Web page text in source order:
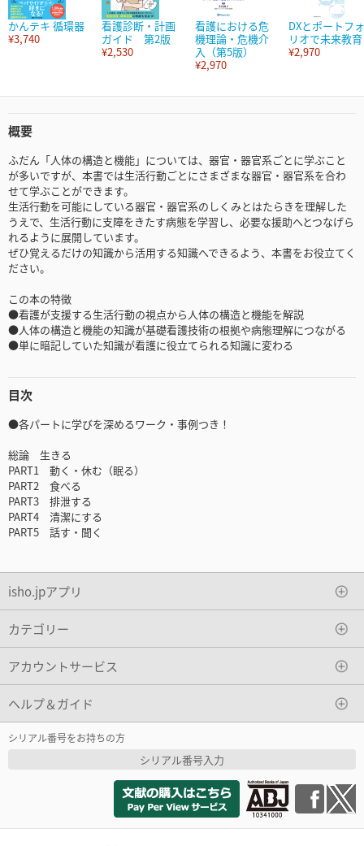
かんテキ 循環器
¥3,740
看護診断・計画
ガイド 第2版
¥2,530
看護における危
機理論・危機介
入（第5版）
¥2,970
DXとポートフォ
リオで未来教育
¥2,970
概要
ふだん「人体の構造と機能」については、器官・器官系ごとに学ぶこと
が多いですが、本書では生活行動ごとにさまざまな器官・器官系を合わ
せて学ぶことができます。
生活行動を可能にしている器官・器官系のしくみとはたらきを理解した
うえで、生活行動に支障をきたす病態を学習し、必要な援助へとつなげら
れるように展開しています。
ぜひ覚えるだけの知識から活用する知識へできるよう、本書をお役立てく
ださい。
この本の特徴
●看護が支援する生活行動の視点から人体の構造と機能を解説
●人体の構造と機能の知識が基礎看護技術の根拠や病態理解につながる
●単に暗記していた知識が看護に役立てられる知識に変わる
目次
●各パートに学びを深めるワーク・事例つき！
総論 生きる
PART1 動く・休む（眠る）
PART2 食べる
PART3 排泄する
PART4 清潔にする
PART5 話す・聞く
isho.jpアプリ
カテゴリー
アカウントサービス
ヘルプ＆ガイド
シリアル番号をお持ちの方
シリアル番号入力